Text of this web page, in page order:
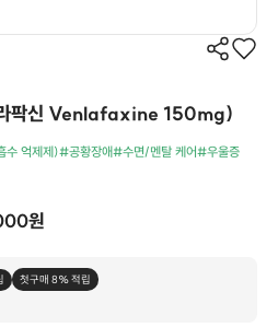
팍신 Venlafaxine 150mg)
수 억제제)#공황장애#수면/멘탈 케어#우울증
원
첫구매 8% 적립